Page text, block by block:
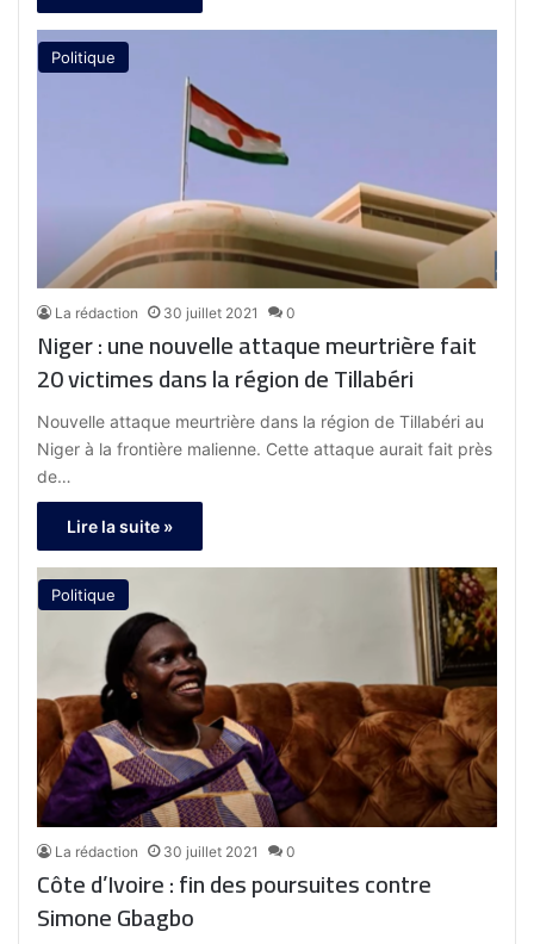
Politique
La rédaction 30 juillet 2021 0
Niger : une nouvelle attaque meurtrière fait
20 victimes dans la région de Tillabéri
Nouvelle attaque meurtrière dans la région de Tillabéri au
Niger à la frontière malienne. Cette attaque aurait fait près
de…
Lire la suite »
Politique
La rédaction 30 juillet 2021 0
Côte d’Ivoire : fin des poursuites contre
Simone Gbagbo